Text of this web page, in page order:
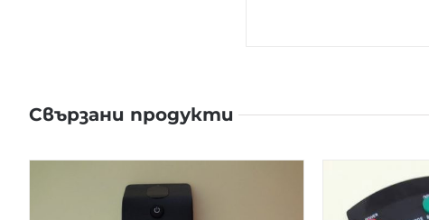
Свързани продукти